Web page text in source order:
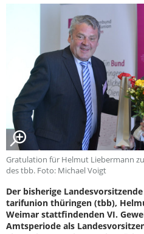
Gratulation für Helmut Liebermann
des tbb. Foto: Michael Voigt
Der bisherige
tarifunion thüringen (tbb),
Weimar stattfindenden VI.
Amtsperiode als